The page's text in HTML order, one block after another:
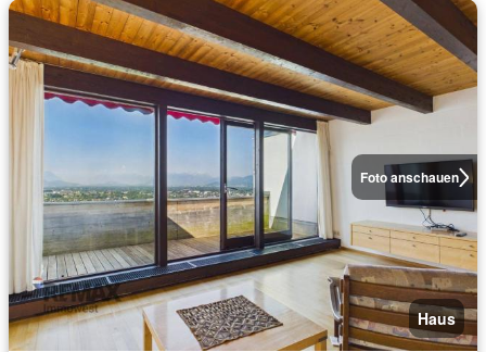
Foto anschauen
Haus